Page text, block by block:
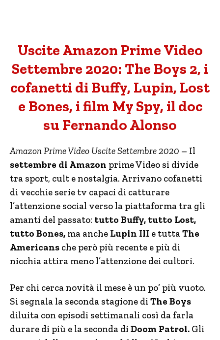
Uscite Amazon Prime Video
Settembre 2020: The Boys 2, i
cofanetti di Buffy, Lupin, Lost
e Bones, i film My Spy, il doc
su Fernando Alonso
Amazon Prime Video Uscite Settembre 2020 – Il
settembre di Amazon prime Video si divide
tra sport, cult e nostalgia. Arrivano cofanetti
di vecchie serie tv capaci di catturare
l’attenzione social verso la piattaforma tra gli
amanti del passato: tutto Buffy, tutto Lost,
tutto Bones, ma anche Lupin III e tuttaThe
Americans che però più recente e più di
nicchia attira meno l’attenzione dei cultori.
Per chi cerca novità il mese è un po’ più vuoto.
Si segnala la seconda stagione di The Boys
diluita con episodi settimanali così da farla
durare di più e la seconda di Doom Patrol. Gli